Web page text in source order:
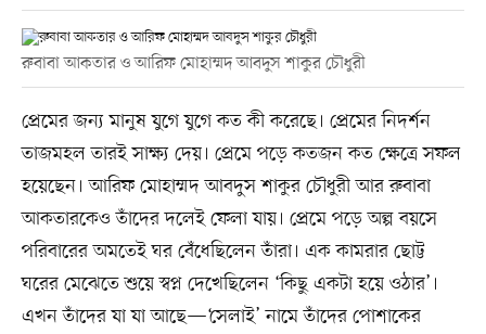
রুবাবা আকতার ও আরিফ মোহাম্মদ আবদুস শাকুর চৌধুরী
প্রেমের জন্য মানুষ যুগে যুগে কত কী করেছে। প্রেমের নিদর্শন
তাজমহল তারই সাক্ষ্য দেয়। প্রেমে পড়ে কতজন কত ক্ষেত্রে সফল
হয়েছেন। আরিফ মোহাম্মদ আবদুস শাকুর চৌধুরী আর রুবাবা
আকতারকেও তাঁদের দলেই ফেলা যায়। প্রেমে পড়ে অল্প বয়সে
পরিবারের অমতেই ঘর বেঁধেছিলেন তাঁরা। এক কামরার ছোট্ট
ঘরের মেঝেতে শুয়ে স্বপ্ন দেখেছিলেন ‘কিছু একটা হয়ে ওঠার’।
এখন তাঁদের যা যা আছে—‘সেলাই’ নামে তাঁদের পোশাকের